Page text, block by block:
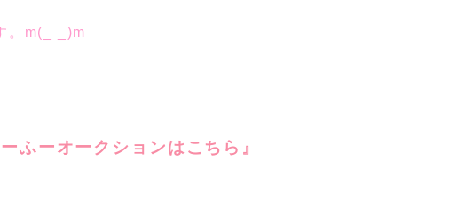
。m(_ _)m
ふーオークションはこちら』